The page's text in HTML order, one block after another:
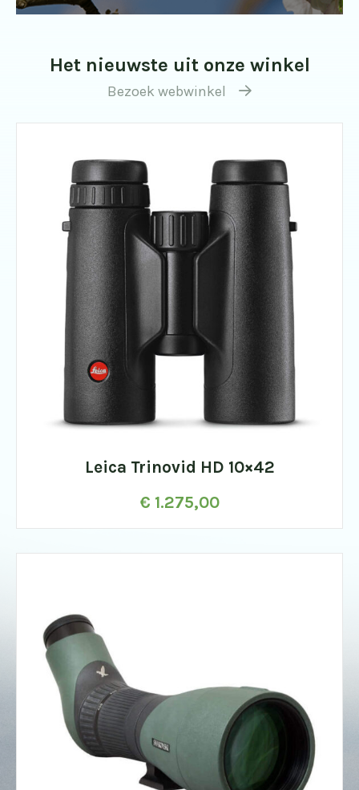
Het nieuwste uit onze winkel
Bezoek webwinkel
Leica Trinovid HD 10×42
€ 1.275,00